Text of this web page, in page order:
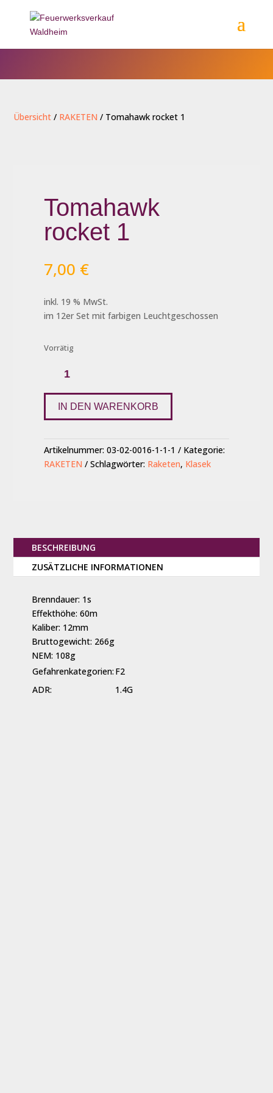
Übersicht / RAKETEN / Tomahawk rocket 1
Tomahawk
rocket 1
7,00 €
inkl. 19 % MwSt.
im 12er Set mit farbigen Leuchtgeschossen
Vorrätig
rocket
MengeIN DEN WARENKORB
Artikelnummer:03-02-0016-1-1-1
Kategorie:
RAKETEN
Schlagwörter: Raketen, Klasek
BESCHREIBUNG
ZUSÄTZLICHE INFORMATIONEN
Brenndauer: 1s
Effekthöhe: 60m
Kaliber: 12mm
Bruttogewicht: 266g
NEM: 108g
Gefahrenkategorien: F2
ADR:
1.4G